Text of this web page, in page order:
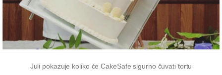
Juli pokazuje koliko će CakeSafe sigurno čuvati tortu